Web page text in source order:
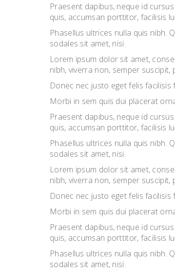
Praesent dapibus, neque id
quis, accumsan porttitor, facilisis
Phasellus ultrices nulla quis nibh.
sodales sit amet, nisi.
Lorem ipsum dolor sit amet,
nibh, viverra non, semper suscipit,
Donec nec justo eget felis
Morbi in sem quis dui placerat
Praesent dapibus, neque id
quis, accumsan porttitor, facilisis
Phasellus ultrices nulla quis nibh.
sodales sit amet, nisi.
Lorem ipsum dolor sit amet,
nibh, viverra non, semper suscipit,
Donec nec justo eget felis
Morbi in sem quis dui placerat
Praesent dapibus, neque id
quis, accumsan porttitor, facilisis
Phasellus ultrices nulla quis nibh.
sodales sit amet, nisi.